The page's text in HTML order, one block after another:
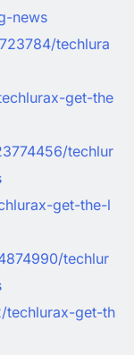
news
techlura
get-the
techlur
get-the-l
techlur
techlurax-get-th